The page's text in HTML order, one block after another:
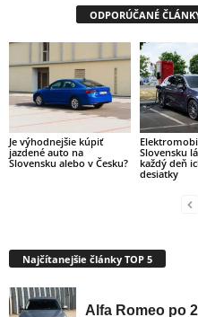
ODPORÚČANÉ
Je výhodnejšie kúpiť
jazdené auto na
Slovensku alebo v Česku?
Slovensku
každý deň
desiatky
Najčítanejšie články TOP 5